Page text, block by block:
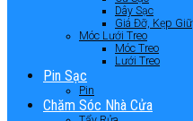
Dây Sạc
Giá Đỡ, Kẹp Giữ
Móc Lưới Treo
Móc Treo
Lưới Treo
Pin Sạc
Pin
Chăm Sóc Nhà Cửa